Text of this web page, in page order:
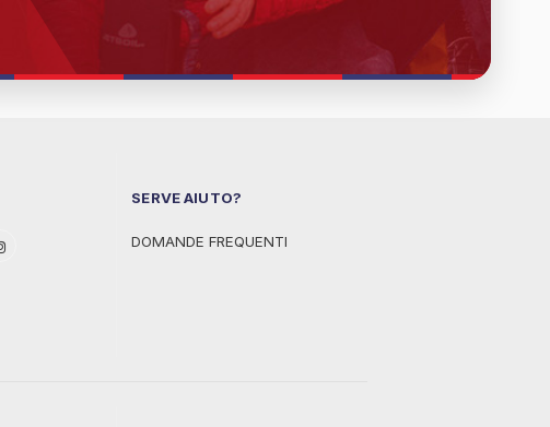
SERVE AIUTO?
DOMANDE FREQUENTI